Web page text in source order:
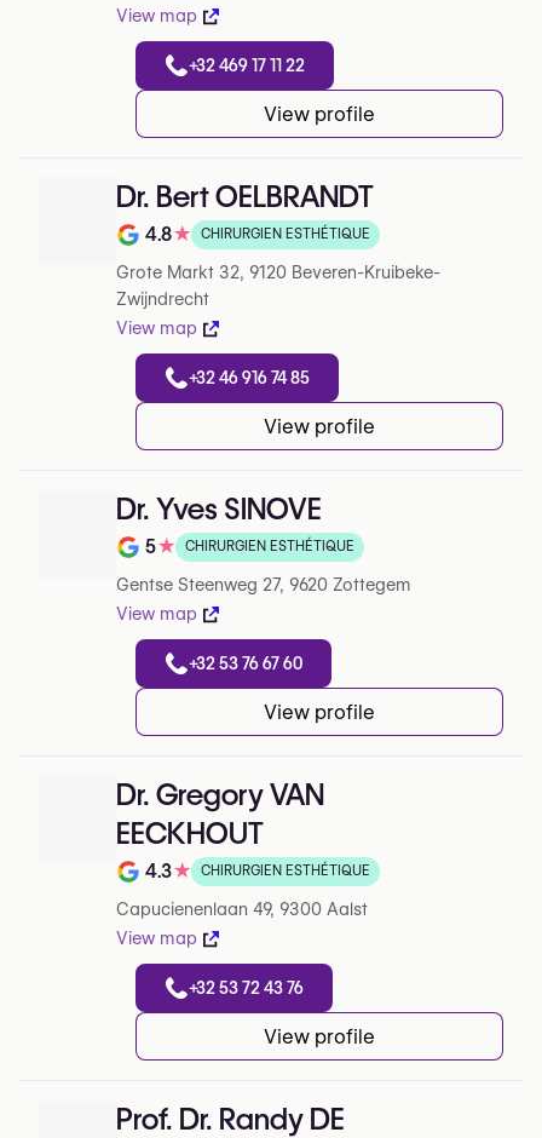
View map
+32 469 17 11 22
View profile
Dr. Bert OELBRANDT
Note de 4.8 sur 5 sur Google
4.8★ CHIRURGIEN ESTHÉTIQUE
Grote Markt 32, 9120 Beveren-Kruibeke-
Zwijndrecht
View map
+32 46 916 74 85
View profile
Dr. Yves SINOVE
Note de 5 sur 5 sur Google
5★ CHIRURGIEN ESTHÉTIQUE
Gentse Steenweg 27, 9620 Zottegem
View map
+32 53 76 67 60
View profile
Dr. Gregory VAN
EECKHOUT
Note de 4.3 sur 5 sur Google
4.3★ CHIRURGIEN ESTHÉTIQUE
Capucienenlaan 49, 9300 Aalst
View map
+32 53 72 43 76
View profile
Prof. Dr. Randy DE